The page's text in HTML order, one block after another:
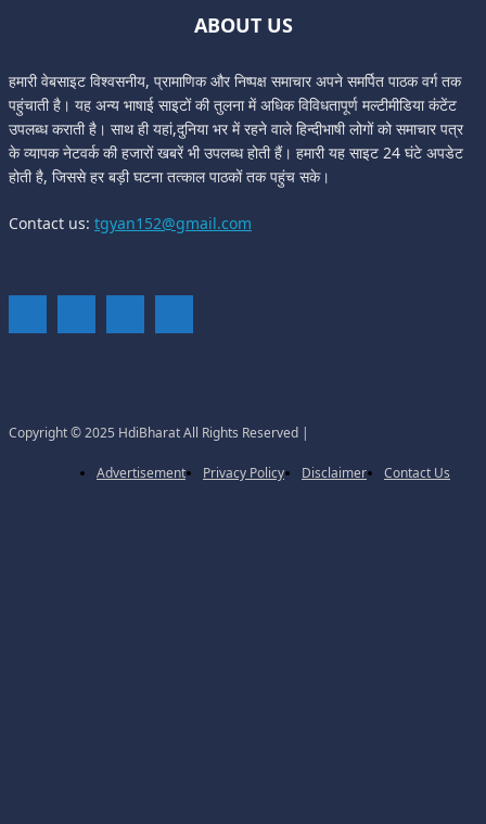
ABOUT US
हमारी वेबसाइट विश्वसनीय, प्रामाणिक और निष्पक्ष समाचार अपने समर्पित पाठक वर्ग तक
पहुंचाती है। यह अन्य भाषाई साइटों की तुलना में अधिक विविधतापूर्ण मल्टीमीडिया कंटेंट
उपलब्ध कराती है। साथ ही यहां,दुनिया भर में रहने वाले हिन्दीभाषी लोगों को समाचार पत्र
के व्यापक नेटवर्क की हजारों खबरें भी उपलब्ध होती हैं। हमारी यह साइट 24 घंटे अपडेट
होती है, जिससे हर बड़ी घटना तत्काल पाठकों तक पहुंच सके।
Contact us: tgyan152@gmail.com
Copyright © 2025 HdiBharat All Rights Reserved |
Advertisement Privacy Policy Disclaimer Contact Us